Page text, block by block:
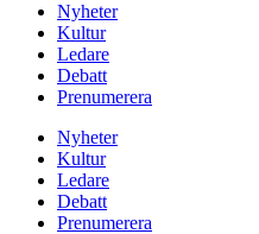
Nyheter
Kultur
Ledare
Debatt
Prenumerera
Nyheter
Kultur
Ledare
Debatt
Prenumerera